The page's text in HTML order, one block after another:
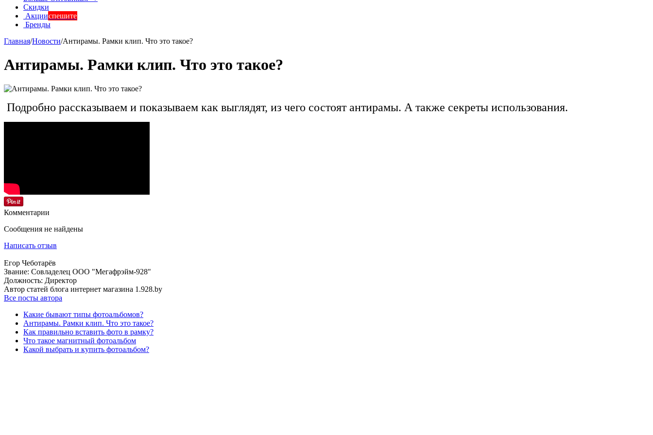
Скидки
Акцииспешите
Бренды
Главная/Новости/Антирамы. Рамки клип. Что это такое?
Антирамы. Рамки клип. Что это такое?
Подробно рассказываем и показываем как выглядят, из чего состоят антирамы. А также секреты использования.
Комментарии
Сообщения не найдены
Написать отзыв
Егор Чеботарёв
Звание: Совладелец ООО "Мегафрэйм-928"
Должность: Директор
Автор статей блога интернет магазина 1.928.by
Все посты автора
Какие бывают типы фотоальбомов?
Антирамы. Рамки клип. Что это такое?
Как правильно вставить фото в рамку?
Что такое магнитный фотоальбом
Какой выбрать и купить фотоальбом?